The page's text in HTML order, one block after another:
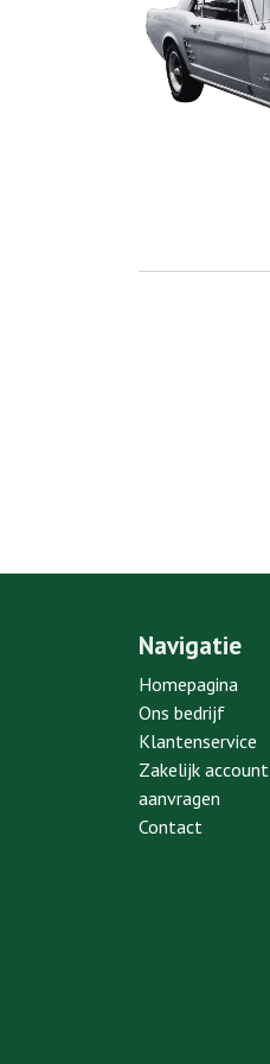
Navigatie
Homepagina
Ons bedrijf
Klantenservice
Zakelijk account
aanvragen
Contact